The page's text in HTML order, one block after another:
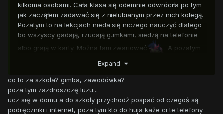
kilkoma osobami. Cała klasa się odemnie odwróciła po tym
jak zacząłem zadawać się z nielubianym przez nich kolegą.
Pozatym to na lekcjach nieda się niczego nauczyć dlatego
bo wszyscy gadają, rzucają gumkami, siedzą na telefonie
albo grają w karty. Można tam zwariować
. A pozatym
gdy już jestem w domu i myśle że już moge odpocząć to
dzowni do mnie po 30 razy dziennie.
Expand
co to za szkoła? gimba, zawodówka?
poza tym zazdroszczę luzu...
ucz się w domu a do szkoły przychodź pospać od czegoś są
podręczniki i internet, poza tym kto do huja każe ci te telefony